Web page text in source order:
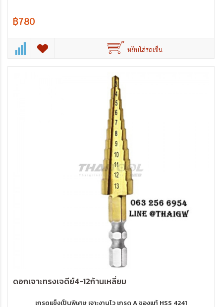
฿780
หยิบใส่รถเข็น
ดอกเจาะทรงเจดีย์4-12ก้านเหลี่ยม
เกรดแข็งเป็นพิเศษ เจาะงานไว เกรด A ของแท้ HSS 4241